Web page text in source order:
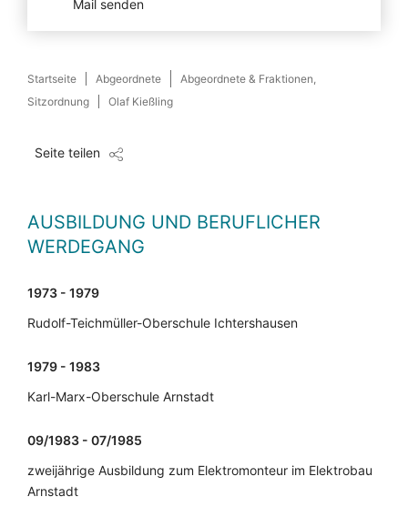
Mail senden
Startseite Abgeordnete
Abgeordnete & Fraktionen,
Sitzordnung
Olaf Kießling
Seite teilen
AUSBILDUNG UND BERUFLICHER
WERDEGANG
1973 - 1979
Rudolf-Teichmüller-Oberschule Ichtershausen
1979 - 1983
Karl-Marx-Oberschule Arnstadt
09/1983 - 07/1985
zweijährige Ausbildung zum Elektromonteur im Elektrobau
Arnstadt